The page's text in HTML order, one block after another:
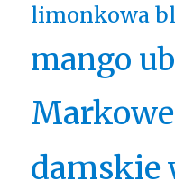
limonkowa
mango
damskie